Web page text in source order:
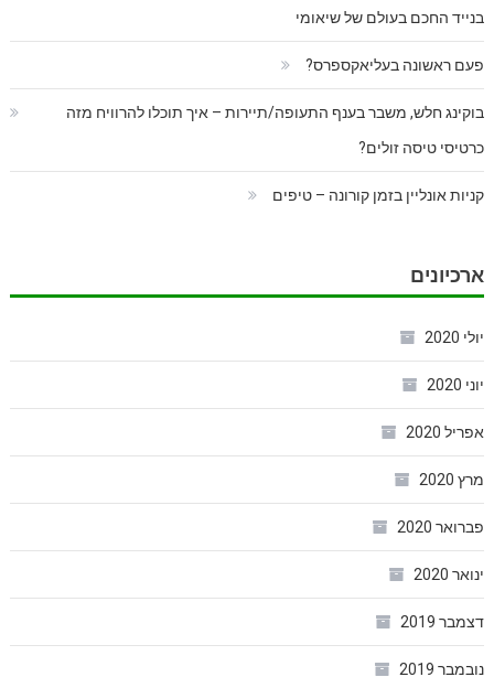
בנייד החכם בעולם של שיאומי
פעם ראשונה בעליאקספרס?
בוקינג חלש, משבר בענף התעופה/תיירות – איך תוכלו להרוויח מזה
כרטיסי טיסה זולים?
קניות אונליין בזמן קורונה – טיפים
ארכיונים
יולי 2020
יוני 2020
אפריל 2020
מרץ 2020
פברואר 2020
ינואר 2020
דצמבר 2019
נובמבר 2019